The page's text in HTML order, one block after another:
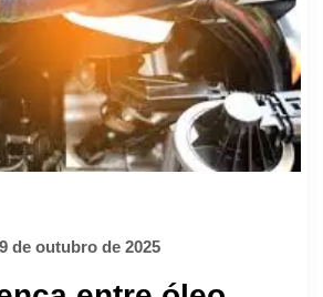
de outubro de 2025